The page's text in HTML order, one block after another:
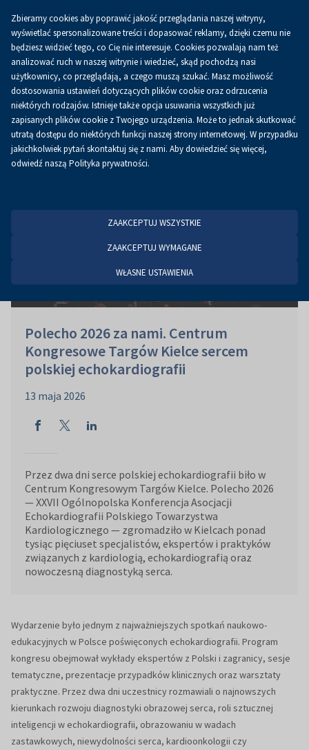
PL
Strona główna Aktualności
Aktualności
Polecho 2026 za nami. Centrum
Kongresowe Targów Kielce sercem
polskiej echokardiografii
13 maja 2026
Przez dwa dni serce polskiej echokardiografii biło w
Centrum Kongresowym Targów Kielce. Polecho 2026
— XXVII Ogólnopolska Konferencja Asocjacji
Echokardiografii Polskiego Towarzystwa
Kardiologicznego — zgromadziło w Kielcach ponad
tysiąc pięciuset specjalistów, ekspertów i praktyków
związanych z kardiologią, echokardiografią oraz
nowoczesną diagnostyką serca.
Wydarzenie było jednym z najważniejszych spotkań naukowo-
edukacyjnych w Polsce poświęconych echokardiografii. Program
kongresu obejmował wykłady ekspertów z Polski i zagranicy, sesje
tematyczne, prezentacje przypadków klinicznych oraz warsztaty
praktyczne. Przez dwa dni uczestnicy rozmawiali o najnowszych
kierunkach rozwoju diagnostyki obrazowej serca, roli sztucznej
inteligencji w echokardiografii, obrazowaniu w wadach
zastawkowych, niewydolności serca, kardioonkologii czy
Zbieramy cookies aby poprawić jakość przeglądania naszej witryny,
wyświetlać spersonalizowane treści i dopasować reklamy, dzięki czemu nie
będziesz widzieć tego, co Cię nie interesuje. Cookies pozwalają nam też
analizować ruch w naszej witrynie i wiedzieć, skąd pochodzą nasi
użytkownicy, co przeglądają, a czego muszą szukać. Masz możliwość
dostosowania ustawień dotyczących plików cookie oraz odrzucenia
niektórych rodzajów. Istnieje także opcja usuwania wszystkich już
zapisanych plików cookie z Twojego urządzenia. Może to jednak skutkować
utratą dostępu do niektórych funkcji naszej strony internetowej. W przypadku
jakichkolwiek pytań skontaktuj się z nami. Aby dowiedzieć się więcej,
odwiedź naszą Polityka prywatności.
ZAAKCEPTUJ WSZYSTKIE
ZAAKCEPTUJ WYMAGANE
WŁASNE USTAWIENIA